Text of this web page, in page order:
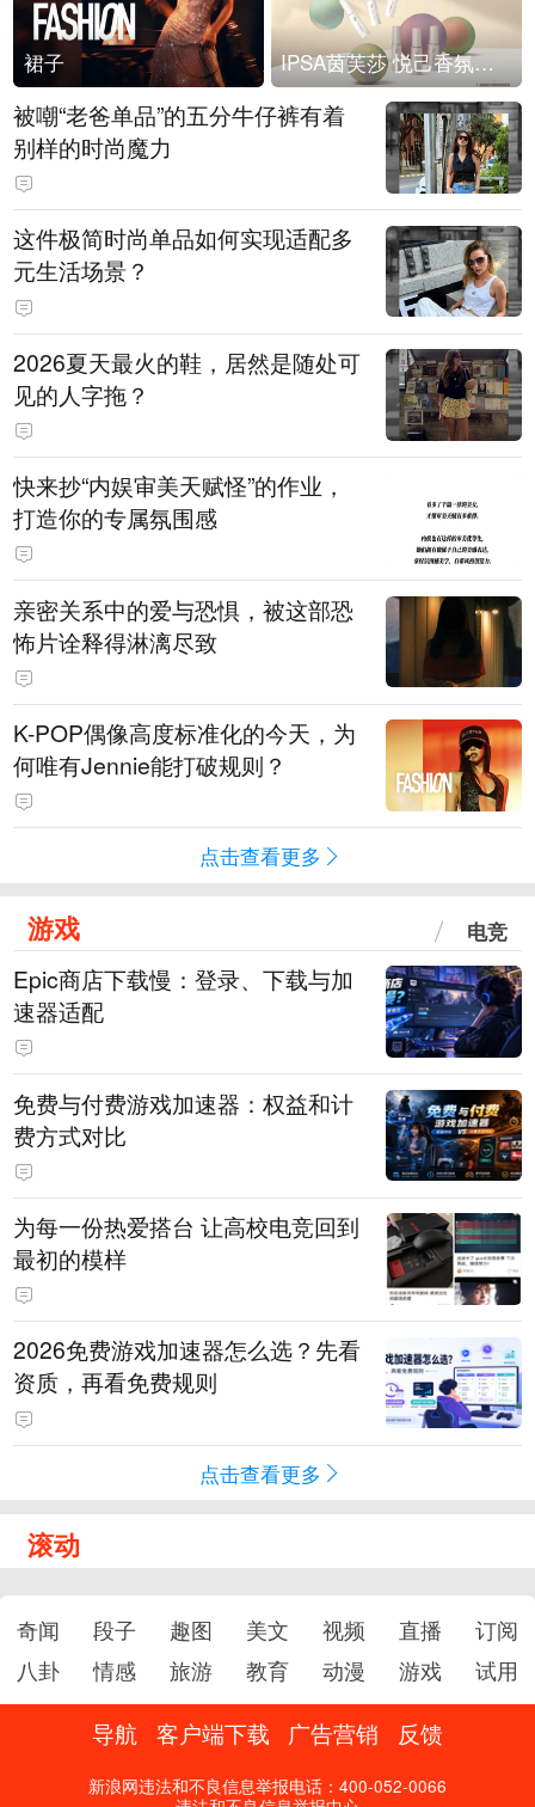
裙子 IPSA茵芙莎 悦己香氛凝露上市
被嘲“老爸单品”的五分牛仔裤有着
别样的时尚魔力
这件极简时尚单品如何实现适配多
元生活场景？
2026夏天最火的鞋，居然是随处可
见的人字拖？
快来抄“内娱审美天赋怪”的作业，
打造你的专属氛围感
亲密关系中的爱与恐惧，被这部恐
怖片诠释得淋漓尽致
K-POP偶像高度标准化的今天，为
何唯有Jennie能打破规则？
点击查看更多
游戏 电竞
Epic商店下载慢：登录、下载与加
速器适配
免费与付费游戏加速器：权益和计
费方式对比
为每一份热爱搭台 让高校电竞回到
最初的模样
2026免费游戏加速器怎么选？先看
资质，再看免费规则
点击查看更多
滚动
奇闻 段子 趣图 美文 视频 直播
订阅
八卦
情感 旅游 教育 动漫 游戏 试用
导航 客户端下载 广告营销 反馈
新浪网违法和不良信息举报电话：400-052-0066